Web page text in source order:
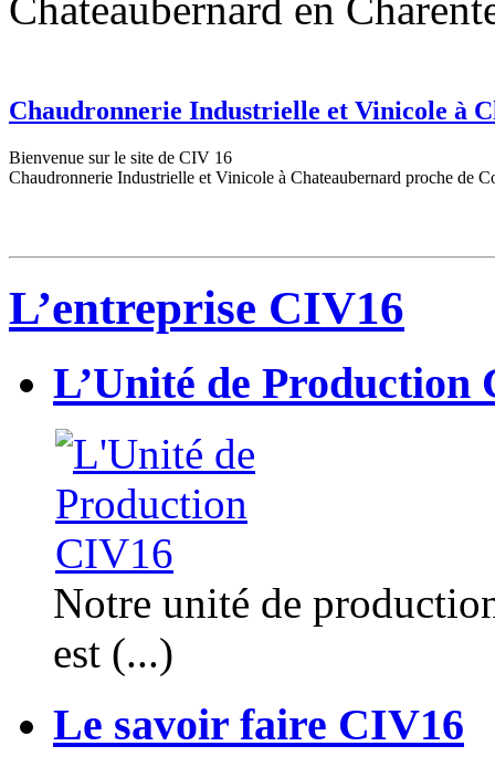
Chaudronnerie Industrielle et Vinicole à
Bienvenue sur le site de CIV 16
Chaudronnerie Industrielle et Vinicole à Chateaubernard proche de
L’entreprise CIV16
L’Unité de Production
Notre unité de
est (...)
Le savoir faire CIV16